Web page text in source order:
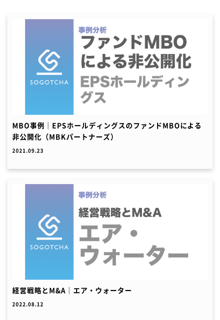
MBO事例｜EPSホールディングスのファンドMBOによる
非公開化（MBKパートナーズ）
2021.09.23
経営戦略とM&A｜エア・ウォーター
2022.08.12